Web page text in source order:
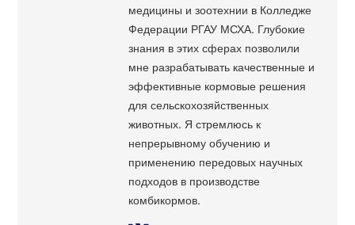
медицины и зоотехнии в Колледже
Федерации РГАУ МСХА. Глубокие
знания в этих сферах позволили
мне разрабатывать качественные и
эффективные кормовые решения
для сельскохозяйственных
животных. Я стремлюсь к
непрерывному обучению и
применению передовых научных
подходов в производстве
комбикормов.